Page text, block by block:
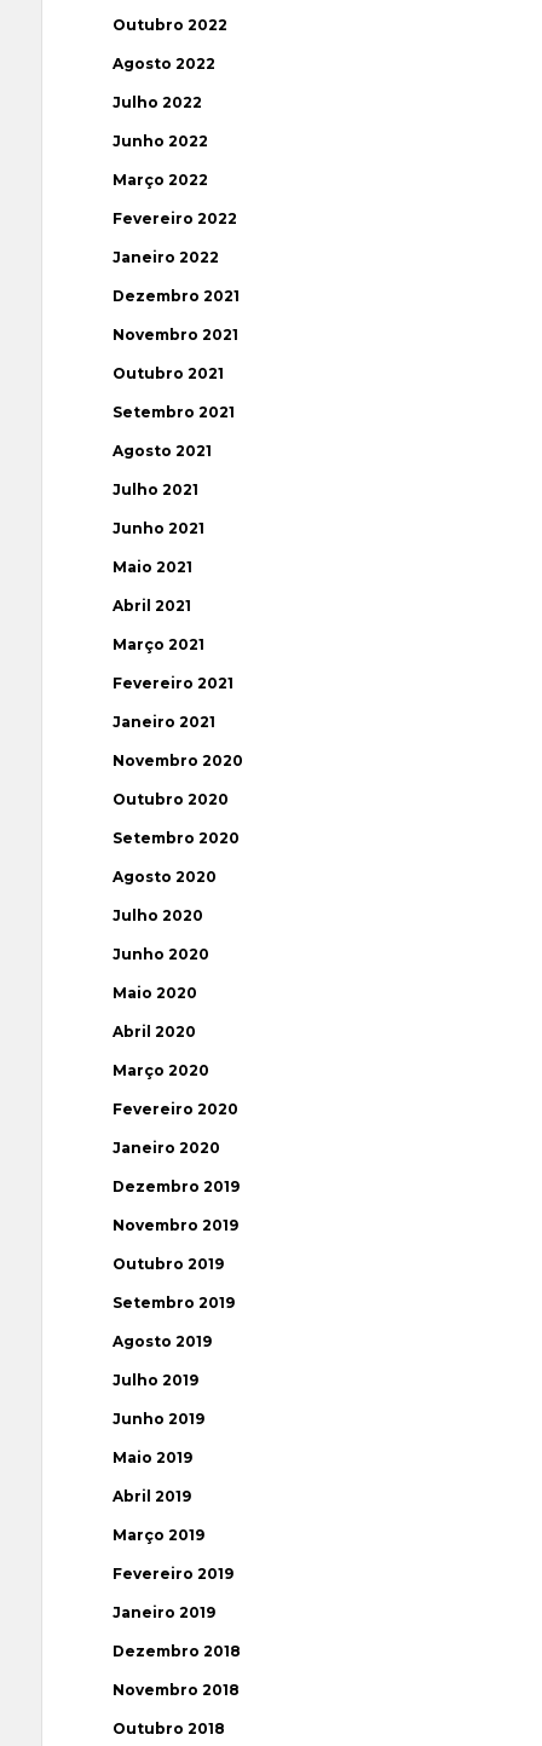
Outubro 2022
Agosto 2022
Julho 2022
Junho 2022
Março 2022
Fevereiro 2022
Janeiro 2022
Dezembro 2021
Novembro 2021
Outubro 2021
Setembro 2021
Agosto 2021
Julho 2021
Junho 2021
Maio 2021
Abril 2021
Março 2021
Fevereiro 2021
Janeiro 2021
Novembro 2020
Outubro 2020
Setembro 2020
Agosto 2020
Julho 2020
Junho 2020
Maio 2020
Abril 2020
Março 2020
Fevereiro 2020
Janeiro 2020
Dezembro 2019
Novembro 2019
Outubro 2019
Setembro 2019
Agosto 2019
Julho 2019
Junho 2019
Maio 2019
Abril 2019
Março 2019
Fevereiro 2019
Janeiro 2019
Dezembro 2018
Novembro 2018
Outubro 2018